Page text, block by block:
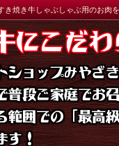
焼き牛しゃぶしゃぶ用のお肉を
にこだわ
ショップみやざ
普段ご家庭でお
範囲での「最高
す！